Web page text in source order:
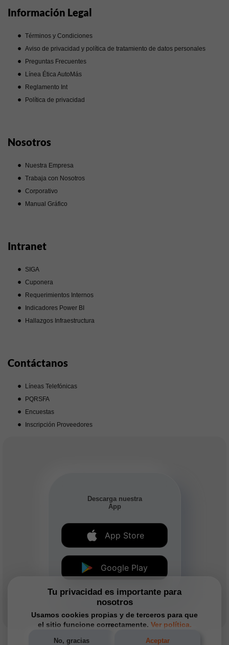
Tu privacidad es importante para
nosotros
Usamos cookies propias y de terceros para que
el sitio funcione correctamente. Ver política.
No, gracias Aceptar
Información Legal
Términos y Condiciones
Aviso de privacidad y política de tratamiento de datos personales
Preguntas Frecuentes
Línea Ética AutoMás
Reglamento Int
Política de privacidad
Nosotros
Nuestra Empresa
Trabaja con Nosotros
Corporativo
Manual Gráfico
Intranet
SIGA
Cuponera
Requerimientos Internos
Indicadores Power BI
Hallazgos Infraestructura
Contáctanos
Líneas Telefónicas
PQRSFA
Encuestas
Inscripción Proveedores
Descarga nuestra
App
App Store
Google Play